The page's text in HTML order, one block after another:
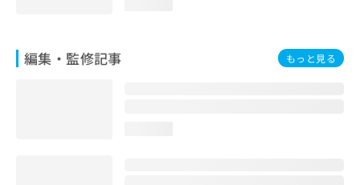
編集・監修記事 もっと見る